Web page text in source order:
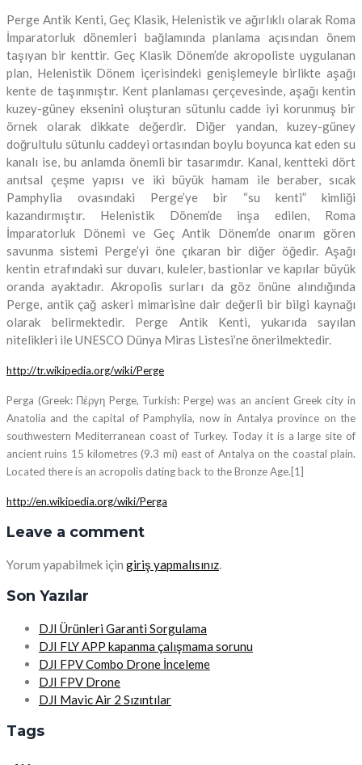
Perge Antik Kenti, Geç Klasik, Helenistik ve ağırlıklı olarak Roma
İmparatorluk dönemleri bağlamında planlama açısından önem
taşıyan bir kenttir. Geç Klasik Dönem’de akropoliste uygulanan
plan, Helenistik Dönem içerisindeki genişlemeyle birlikte aşağı
kente de taşınmıştır. Kent planlaması çerçevesinde, aşağı kentin
kuzey-güney eksenini oluşturan sütunlu cadde iyi korunmuş bir
örnek olarak dikkate değerdir. Diğer yandan, kuzey-güney
doğrultulu sütunlu caddeyi ortasından boylu boyunca kat eden su
kanalı ise, bu anlamda önemli bir tasarımdır. Kanal, kentteki dört
anıtsal çeşme yapısı ve iki büyük hamam ile beraber, sıcak
Pamphylia ovasındaki Perge’ye bir “su kenti” kimliği
kazandırmıştır. Helenistik Dönem’de inşa edilen, Roma
İmparatorluk Dönemi ve Geç Antik Dönem’de onarım gören
savunma sistemi Perge’yi öne çıkaran bir diğer öğedir. Aşağı
kentin etrafındaki sur duvarı, kuleler, bastionlar ve kapılar büyük
oranda ayaktadır. Akropolis surları da göz önüne alındığında
Perge, antik çağ askeri mimarisine dair değerli bir bilgi kaynağı
olarak belirmektedir. Perge Antik Kenti, yukarıda sayılan
nitelikleri ile UNESCO Dünya Miras Listesi’ne önerilmektedir.
http://tr.wikipedia.org/wiki/Perge
Perga (Greek: Πέργη Perge, Turkish: Perge) was an ancient Greek city in
Anatolia and the capital of Pamphylia, now in Antalya province on the
southwestern Mediterranean coast of Turkey. Today it is a large site of
ancient ruins 15 kilometres (9.3 mi) east of Antalya on the coastal plain.
Located there is an acropolis dating back to the Bronze Age.[1]
http://en.wikipedia.org/wiki/Perga
Leave a comment
Yorum yapabilmek için giriş yapmalısınız.
Son Yazılar
DJI Ürünleri Garanti Sorgulama
DJI FLY APP kapanma çalışmama sorunu
DJI FPV Combo Drone İnceleme
DJI FPV Drone
DJI Mavic Air 2 Sızıntılar
Tags